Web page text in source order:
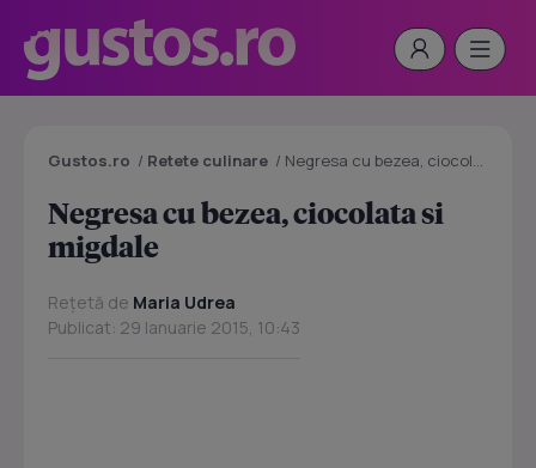
Gustos.ro / Retete culinare / Negresa cu bezea, ciocolata si migdale
Negresa cu bezea, ciocolata si
migdale
Rețetă de Maria Udrea
Publicat: 29 Ianuarie 2015, 10:43